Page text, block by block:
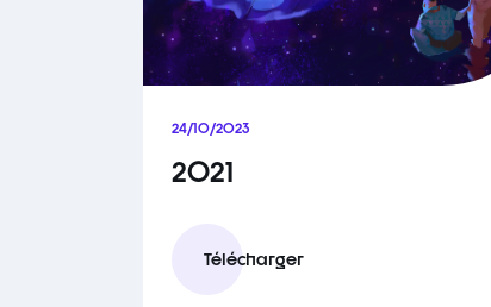
24/10/2023
2021
Télécharger